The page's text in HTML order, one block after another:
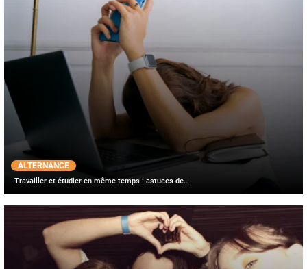
ALTERNANCE
Travailler et étudier en même temps : astuces de…